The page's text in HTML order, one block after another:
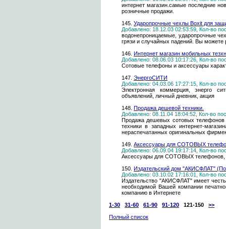
интернет магазин.самые последние
розничные продажи.
145. Ударопрочные чехлы Boxit для
Добавлено: 18.12.03 02:53:59, Кол-во
водонепроницаемые, ударопрочные
грязи и случайных падений. Вы можете
146. Интернет магазин мобильных
Добавлено: 08.06.03 10:17:26, Кол-во
Сотовые телефоны и аксессуары
147. ЭнергоСИТИ
Добавлено: 04.03.06 17:27:15, Кол-во
Электронная коммерция, энерго
объявлений, личный дневник, акция
148. Продажа дешевой техники.
Добавлено: 08.11.04 18:04:52, Кол-во
Продажа дешевых сотовых телефонов
техники в западных интернет-
нераспечатанных оригинальных
149. Аксессуары для СОТОВЫХ
Добавлено: 06.09.04 19:17:14, Кол-во
Аксессуары для СОТОВЫХ телефонов,
150. Издательский дом "АКИСФЛАТ"
Добавлено: 03.10.02 17:16:01, Кол-во
Издательство "АКИСФЛАТ" имеет
необходимой Вашей компании
компанию в Интернете
1-30
31-60 61-90 91-120 121-150
>>
Полный список